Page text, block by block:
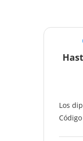
Los